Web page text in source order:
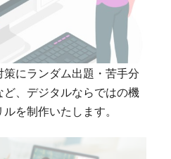
にランダム出題・苦手分
、デジタルならではの機
を制作いたします。